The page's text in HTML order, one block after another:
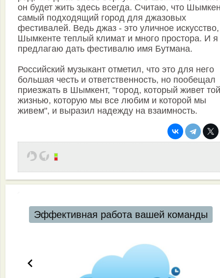
он будет жить здесь всегда. Считаю, что
самый подходящий город для джазовых
фестивалей. Ведь джаз - это уличное
Шымкенте теплый климат и много простора. И я
предлагаю дать фестивалю имя Бутмана.
Российский музыкант отметил, что это для него
большая честь и ответственность, но пообещал
приезжать в Шымкент, "город, который живет той
жизнью, которую мы все любим и которой мы
живем", и выразил надежду на взаимность.
Эффективная работа вашей команды